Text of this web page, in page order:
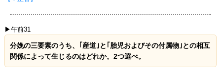
▶午前31
分娩の三要素のうち、｢産道｣と｢胎児およびその付属物｣との相互
関係によって生じるのはどれか。2つ選べ。